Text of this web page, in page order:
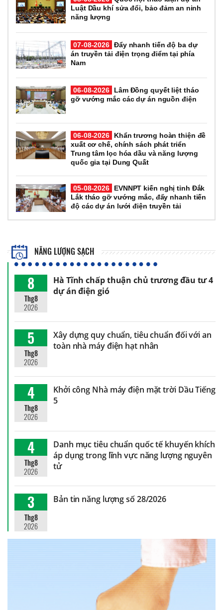
Luật Dầu khí sửa đổi, bảo đảm an ninh
năng lượng
07-08-2026 Đẩy nhanh tiến độ ba dự
án truyền tải điện trọng điểm tại phía
Nam
06-08-2026
Lâm Đồng quyết liệt tháo
gỡ vướng mắc các dự án nguồn điện
06-08-2026
Khẩn trương hoàn thiện đề
xuất cơ chế, chính sách phát triển
Trung tâm lọc hóa dầu và năng lượng
quốc gia tại Dung Quất
05-08-2026
EVNNPT kiến nghị tỉnh Đắk
Lắk tháo gỡ vướng mắc, đẩy nhanh tiến
độ các dự án lưới điện truyền tải
NĂNG LƯỢNG SẠCH
8
Thg8
2026
Hà Tĩnh chấp thuận chủ trương đầu tư 4
dự án điện gió
5
Thg8
2026
Xây dựng quy chuẩn, tiêu chuẩn đối với an
toàn nhà máy điện hạt nhân
4
Thg8
2026
Khởi công Nhà máy điện mặt trời Dầu Tiếng
5
4
Thg8
2026
Danh mục tiêu chuẩn quốc tế khuyến khích
áp dụng trong lĩnh vực năng lượng nguyên
tử
3
Thg8
2026
Bản tin năng lượng số 28/2026